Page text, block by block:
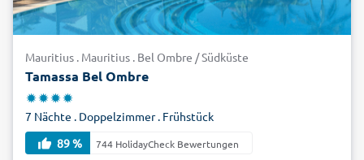
Mauritius . Mauritius . Bel Ombre / Südküste
Tamassa Bel Ombre
7 Nächte . Doppelzimmer . Frühstück
89 %
744 HolidayCheck Bewertungen